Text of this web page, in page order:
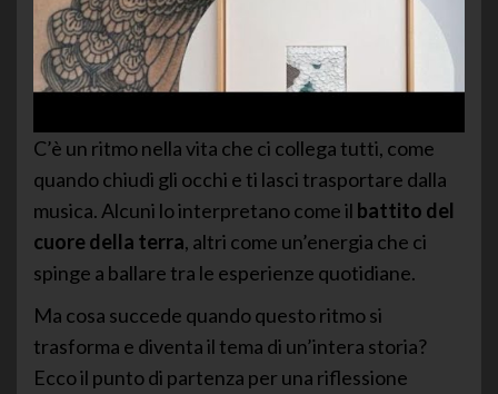
C’è un ritmo nella vita che ci collega tutti, come
quando chiudi gli occhi e ti lasci trasportare dalla
musica. Alcuni lo interpretano come il battito del
cuore della terra, altri come un’energia che ci
spinge a ballare tra le esperienze quotidiane.
Ma cosa succede quando questo ritmo si
trasforma e diventa il tema di un’intera storia?
Ecco il punto di partenza per una riflessione